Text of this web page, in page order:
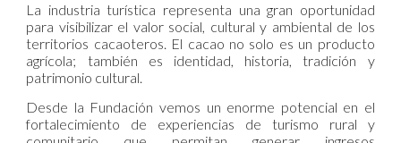
La industria turística representa una gran oportunidad
para visibilizar el valor social, cultural y ambiental de los
territorios cacaoteros. El cacao no solo es un producto
agrícola; también es identidad, historia, tradición y
patrimonio cultural.
Desde la Fundación vemos un enorme potencial en el
fortalecimiento de experiencias de turismo rural y